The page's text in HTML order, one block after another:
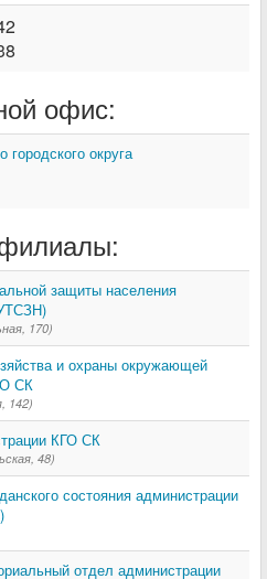
офис:
городского округа
защиты населения
170)
и охраны окружающей
СК
142)
КГО СК
48)
состояния администрации
отдел администрации